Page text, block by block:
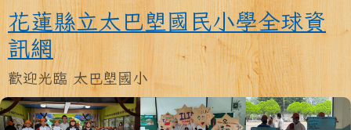
跳至主內容區
花蓮縣立太巴塱國民小學全球資訊
花蓮縣立太巴塱國民小學全球資
訊網
歡迎光臨 太巴塱國小